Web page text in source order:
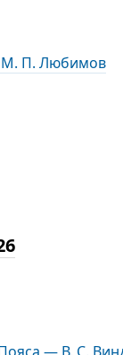
М. П. Любимов